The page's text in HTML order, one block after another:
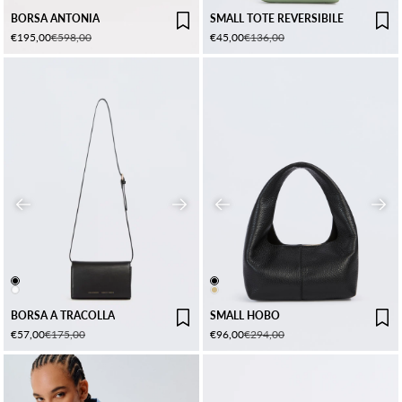
BORSA ANTONIA
Prezzo scontato
€195,00Prezzo
€598,00
SMALL TOTE REVERSIBILE
Prezzo scontato
€45,00Prezzo
€136,00
Precedente Successivo
NERO
BORSA A TRACOLLA
Prezzo scontato
€57,00Prezzo
€175,00
Precedente
NERO
CORDA
SMALL HOBO
Prezzo scontato
€96,00Prezzo
€294,00